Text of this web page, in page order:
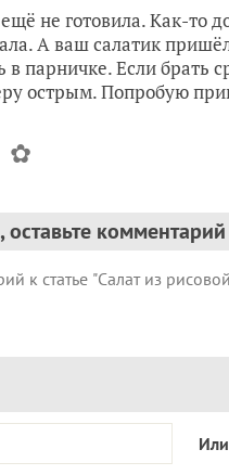
не готовила. Как-то
А ваш салатик
в парничке. Если брать
острым. Попробую
✿
оставьте комментарий